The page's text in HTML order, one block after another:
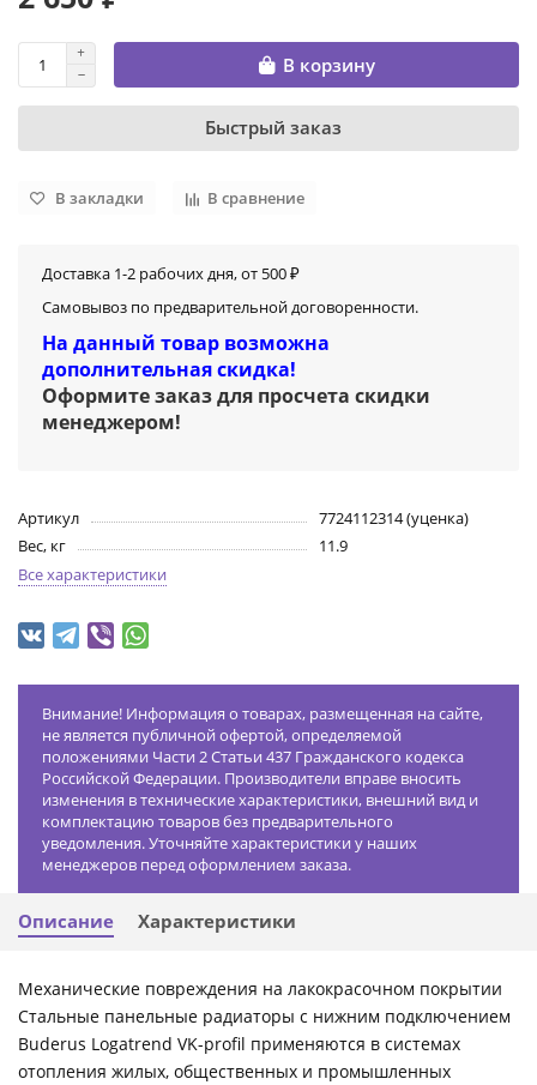
В корзину
Быстрый заказ
В закладки В сравнение
Доставка 1-2 рабочих дня, от 500 ₽
Самовывоз по предварительной договоренности.
На данный товар возможна
дополнительная скидка!
Оформите заказ для просчета скидки
менеджером!
Артикул
7724112314 (уценка)
Вес, кг
11.9
Все характеристики
Внимание! Информация о товарах, размещенная на сайте,
не является публичной офертой, определяемой
положениями Части 2 Статьи 437 Гражданского кодекса
Российской Федерации. Производители вправе вносить
изменения в технические характеристики, внешний вид и
комплектацию товаров без предварительного
уведомления. Уточняйте характеристики у наших
менеджеров перед оформлением заказа.
Описание Характеристики
Механические повреждения на лакокрасочном покрытии
Стальные панельные радиаторы с нижним подключением
Buderus Logatrend VK-profil применяются в системах
отопления жилых, общественных и промышленных